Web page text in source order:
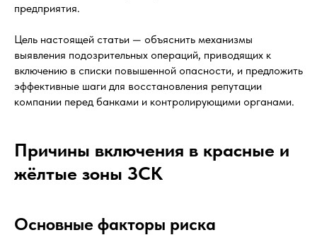
предприятия.
Цель настоящей статьи — объяснить механизмы
выявления подозрительных операций, приводящих к
включению в списки повышенной опасности, и предложить
эффективные шаги для восстановления репутации
компании перед банками и контролирующими органами.
Причины включения в красные и
жёлтые зоны ЗСК
Основные факторы риска